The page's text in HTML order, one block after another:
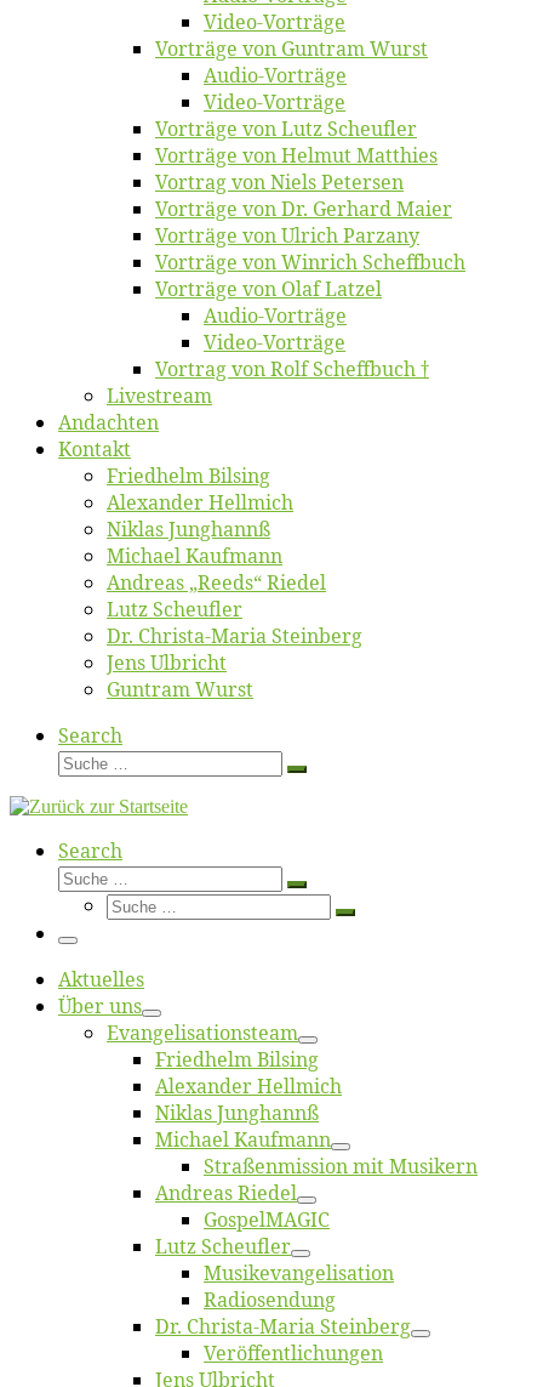
Vi­deo-Vor­trä­ge
Vor­trä­ge von Gun­tram Wurst
Au­dio-Vor­trä­ge
Vi­deo-Vor­trä­ge
Vor­trä­ge von Lutz Scheufler
Vor­trä­ge von Hel­mut Matthies
Vor­trag von Niels Petersen
Vor­trä­ge von Dr. Ger­hard Maier
Vor­trä­ge von Ul­rich Parzany
Vor­trä­ge von Win­rich Scheffbuch
Vor­trä­ge von Olaf Latzel
Au­dio-Vor­trä­ge
Vi­deo-Vor­trä­ge
Vor­trag von Rolf Scheffbuch †
Live­stream
An­dach­ten
Kon­takt
Fried­helm Bilsing
Alex­an­der Hellmich
Ni­klas Junghannß
Mi­cha­el Kaufmann
An­dre­as „Reeds“ Riedel
Lutz Scheuf­ler
Dr. Chris­­ta-Ma­ria Steinberg
Jens Ulb­richt
Gun­tram Wurst
Search
Suche
Suche
Search
Suche
Suche
Suche
Suche
Menü
Ak­tu­el­les
Über uns
Evangelisa­tions­team
Fried­helm Bilsing
Alex­an­der Hellmich
Ni­klas Junghannß
Mi­cha­el Kaufmann
Straßenmis­sion mit Musikern
An­dre­as Riedel
Gos­pel­MA­GIC
Lutz Scheuf­ler
Musikevan­ge­li­sa­tion
Ra­dio­sen­dung
Dr. Chris­­ta-Ma­ria Steinberg
Ver­öf­fent­li­chun­gen
Jens Ulb­richt